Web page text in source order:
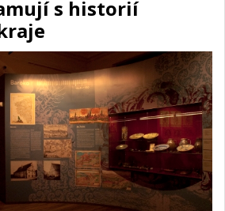
s historií